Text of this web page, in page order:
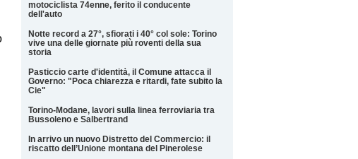
motociclista 74enne, ferito il conducente
dell'auto
Notte record a 27°, sfiorati i 40° col sole: Torino
vive una delle giornate più roventi della sua
storia
Pasticcio carte d'identità, il Comune attacca il
Governo: "Poca chiarezza e ritardi, fate subito la
Cie"
Torino-Modane, lavori sulla linea ferroviaria tra
Bussoleno e Salbertrand
In arrivo un nuovo Distretto del Commercio: il
riscatto dell’Unione montana del Pinerolese